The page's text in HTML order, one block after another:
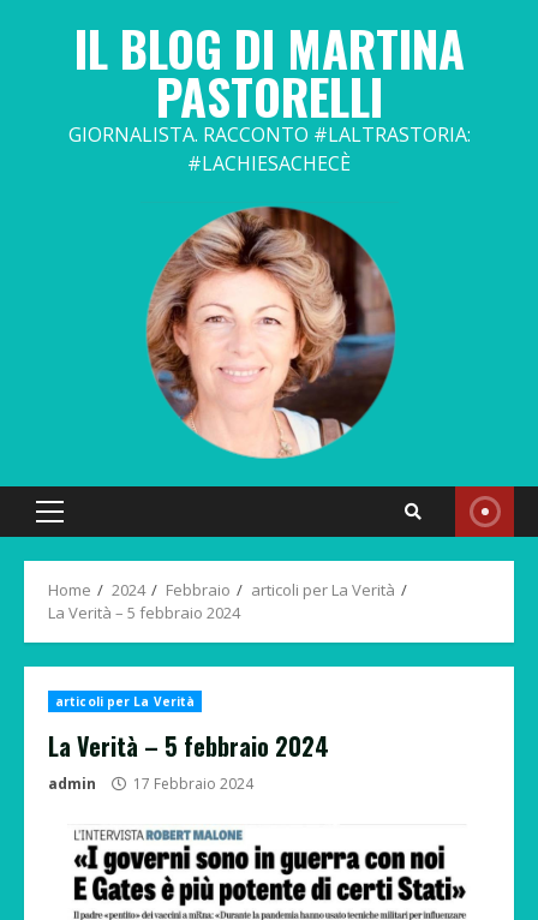
IL BLOG DI MARTINA
PASTORELLI
GIORNALISTA. RACCONTO #LALTRASTORIA:
#LACHIESACHECÈ
Primary
Home 2024 Febbraio
articoli per La Verità
La Verità – 5 febbraio 2024
articoli per La Verità
La Verità – 5 febbraio 2024
admin 17 Febbraio 2024